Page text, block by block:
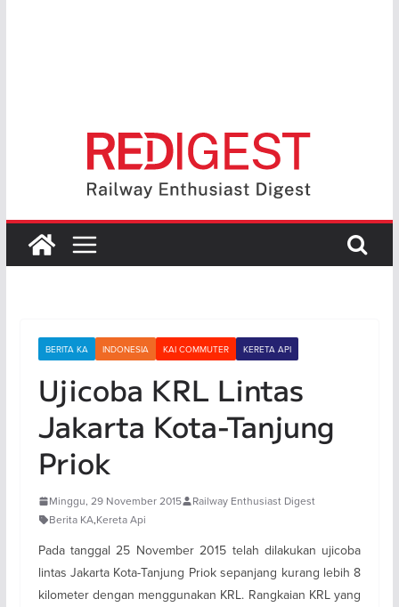
BERITA KA INDONESIA KAI COMMUTER KERETA API
Ujicoba KRL Lintas
Jakarta Kota-Tanjung
Priok
Minggu, 29 November 2015
Railway Enthusiast Digest
Berita KA,Kereta Api
Pada tanggal 25 November 2015 telah dilakukan ujicoba
lintas Jakarta Kota-Tanjung Priok sepanjang kurang lebih 8
kilometer dengan menggunakan KRL. Rangkaian KRL yang